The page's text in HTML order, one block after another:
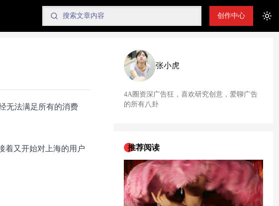
创作中心
无法满足所有的消费
着又开始对上海的用户
张小虎
4A圈资深广告狂，喜欢研究创意，爱聊广告
的所有八卦
推荐阅读